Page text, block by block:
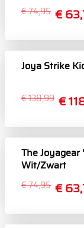
€
€ 74,95
Joya Strike
€
€ 138,99
The
Wit/Zwart
€
€ 74,95